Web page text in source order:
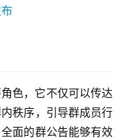
色，它不仅可以传达
秩序，引导群成员行
面的群公告能够有效